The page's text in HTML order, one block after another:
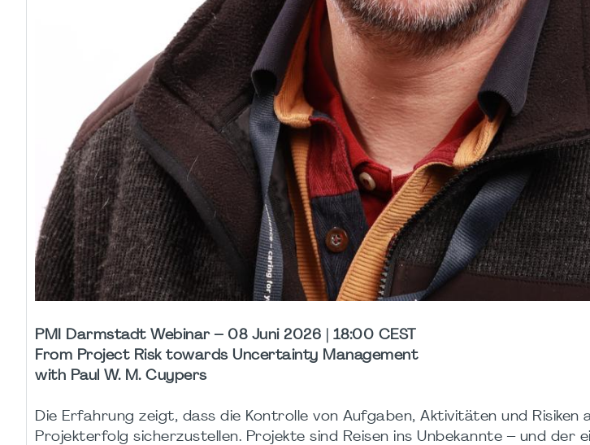
PMI Darmstadt Webinar – 08 Juni 2026 | 18:00 CEST
From Project Risk towards Uncertainty Management
with Paul W. M. Cuypers
Die Erfahrung zeigt, dass die Kontrolle von Aufgaben, Aktivitäten und Risiken
Projekterfolg sicherzustellen. Projekte sind Reisen ins Unbekannte – und der